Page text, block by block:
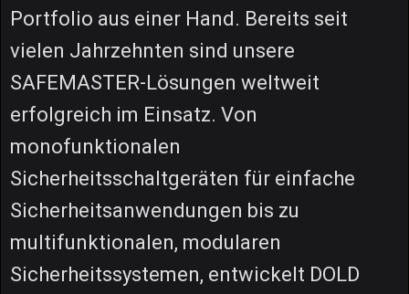
Portfolio aus einer Hand. Bereits seit
vielen Jahrzehnten sind unsere
SAFEMASTER-Lösungen weltweit
erfolgreich im Einsatz. Von
monofunktionalen
Sicherheitsschaltgeräten für einfache
Sicherheitsanwendungen bis zu
multifunktionalen, modularen
Sicherheitssystemen, entwickelt DOLD